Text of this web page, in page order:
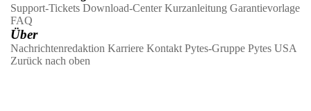
Support-Tickets Download-Center Kurzanleitung Garantievorlage
FAQ
Über
Nachrichtenredaktion Karriere Kontakt Pytes-Gruppe Pytes USA
Zurück nach oben